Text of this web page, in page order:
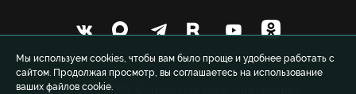
Мы используем cookies, чтобы вам было проще и удобнее работать с
сайтом. Продолжая просмотр, вы соглашаетесь на использование
ваших файлов cookie.
© 1999-2026 FCLM.RU Футбольный клуб «Локомотив»